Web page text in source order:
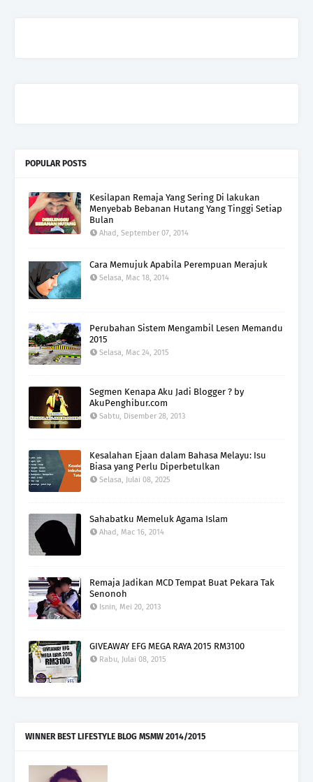
POPULAR POSTS
Kesilapan Remaja Yang Sering Di lakukan
Menyebab Bebanan Hutang Yang Tinggi Setiap
Bulan
Ahad, September 07, 2014
Cara Memujuk Apabila Perempuan Merajuk
Selasa, Mac 18, 2014
Perubahan Sistem Mengambil Lesen Memandu
2015
Selasa, Mac 24, 2015
Segmen Kenapa Aku Jadi Blogger ? by
AkuPenghibur.com
Sabtu, Disember 28, 2013
Kesalahan Ejaan dalam Bahasa Melayu: Isu
Biasa yang Perlu Diperbetulkan
Selasa, Julai 08, 2025
Sahabatku Memeluk Agama Islam
Ahad, Mac 16, 2014
Remaja Jadikan MCD Tempat Buat Pekara Tak
Senonoh
Isnin, Mei 20, 2013
GIVEAWAY EFG MEGA RAYA 2015 RM3100
Rabu, Julai 08, 2015
WINNER BEST LIFESTYLE BLOG MSMW 2014/2015